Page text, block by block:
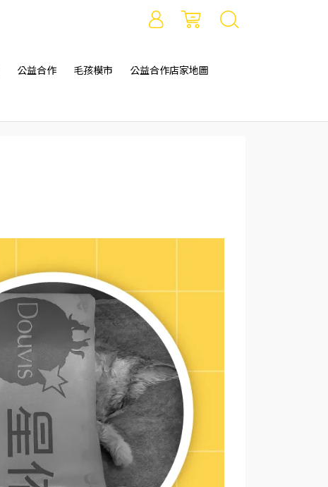
公益合作 毛孩模市 公益合作店家地圖